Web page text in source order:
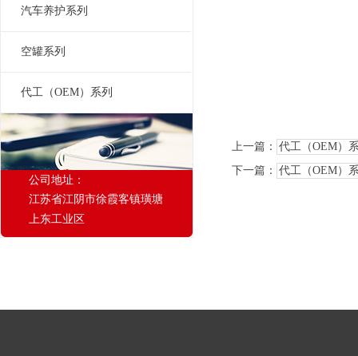
汽车养护系列
空罐系列
代工（OEM）系列
公司地址：
江苏省江阴市徐霞客镇璜塘
上东工业区
上一篇： 代工（OEM）
下一篇： 代工（OEM）